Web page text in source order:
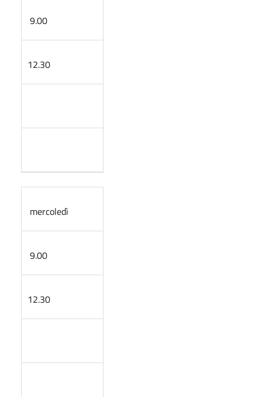
9.00
12.30
mercoledì
9.00
12.30